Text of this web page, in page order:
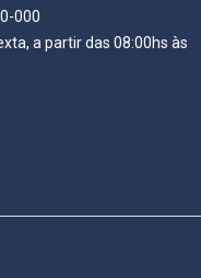
000
a partir das 08:00hs às